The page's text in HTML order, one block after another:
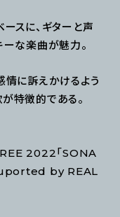
スに、ギターと声
ーな楽曲が魅力。
情に訴えかけるよう
特徴的である。
2022「SONA
by REAL